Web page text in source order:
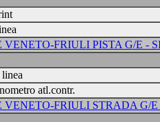
FRIULI PISTA G/E -
atl.contr.
FRIULI STRADA G/